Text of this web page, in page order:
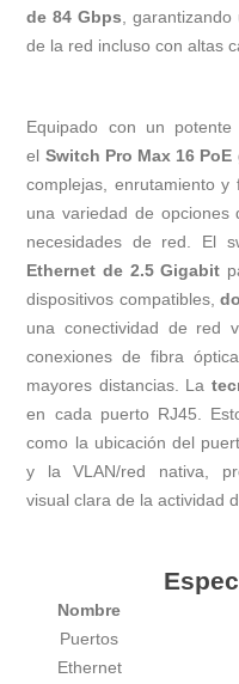
de 84 Gbps, garantizando
de la red incluso con altas
Equipado con un potente
el Switch Pro Max 16 PoE
complejas, enrutamiento y
una variedad de
necesidades de red. El
Ethernet de 2.5 Gigabit
dispositivos compatibles,
una conectividad de red
conexiones de fibra
mayores distancias. La
en cada puerto RJ45.
como la ubicación del
y la VLAN/red nativa,
visual clara de la actividad
Nombre
Puertos
Ethernet